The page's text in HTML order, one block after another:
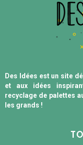
Des Idées est un site
et aux idées
recyclage de palettes
les grands !